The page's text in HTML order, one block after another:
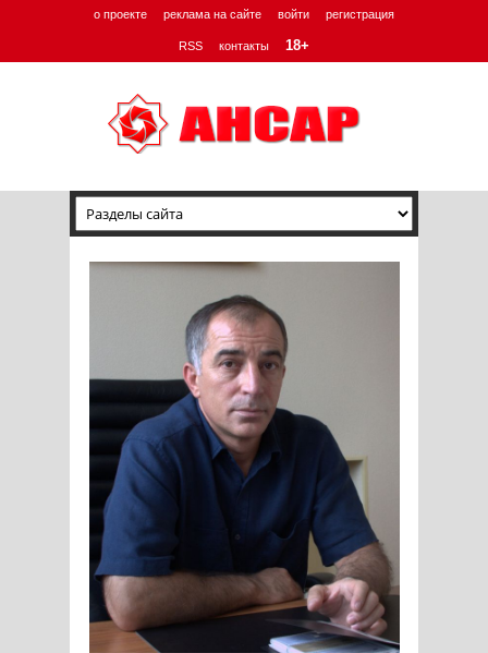
о проекте реклама на сайте войти регистрация
RSS контакты 18+